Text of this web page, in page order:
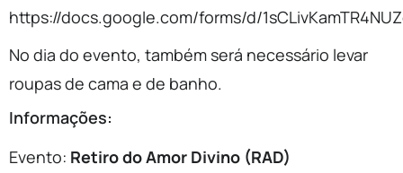
https://docs.google.com/forms/d/
No dia do evento, também será necessário levar
roupas de cama e de banho.
Informações:
Evento: Retiro do Amor Divino (RAD)